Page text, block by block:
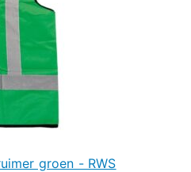
groen - RWS